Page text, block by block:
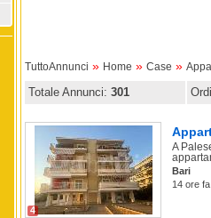
TuttoAnnunci » Home » Case »
Totale Annunci: 301
4
A
Bari
14 ore